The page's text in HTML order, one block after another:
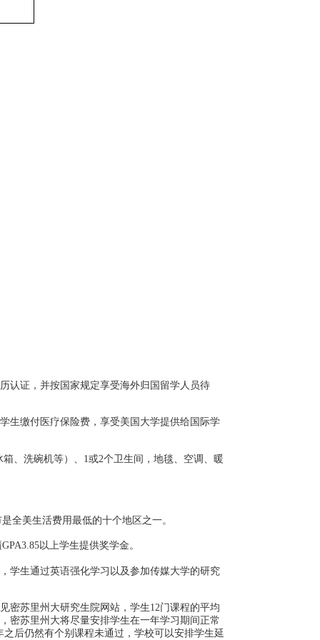
认证，并按国家规定享受海外归国留学人员待
生缴付医疗保险费，享受美国大学提供给国际学
、洗碗机等）、1或2个卫生间，地毯、空调、暖
全美生活费用最低的十个地区之一。
GPA3.85以上学生提供奖学金。
学生通过英语强化学习以及参加传媒大学的研究
密苏里州大研究生院网站，学生12门课程的平均
密苏里州大将尽量安排学生在一年学习期间正常
后仍然有个别课程未通过，学校可以安排学生延